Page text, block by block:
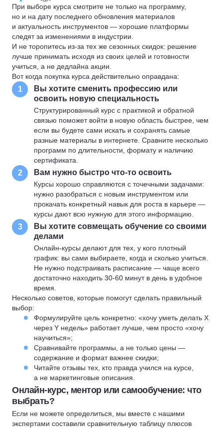
При выборе курса смотрите не только на программу,
но и на дату последнего обновления материалов
и актуальность инструментов — хорошие платформы
следят за изменениями в индустрии.
И не торопитесь из-за тех же сезонных скидок: решение
лучше принимать исходя из своих целей и готовности
учиться, а не дедлайна акции.
Вот когда покупка курса действительно оправдана:
1
Вы хотите сменить профессию или
освоить новую специальность
Структурированный курс с практикой и обратной
связью поможет войти в новую область быстрее, чем
если вы будете сами искать и сохранять самые
разные материалы в интернете. Сравните несколько
программ по длительности, формату и наличию
сертификата.
2 Вам нужно быстро что-то освоить
Курсы хорошо справляются с точечными задачами:
нужно разобраться с новым инструментом или
прокачать конкретный навык для роста в карьере —
курсы дают всю нужную для этого информацию.
3
Вы хотите совмещать обучение со своими
делами
Онлайн-курсы делают для тех, у кого плотный
график: вы сами выбираете, когда и сколько учиться.
Не нужно подстраивать расписание — чаще всего
достаточно находить 30-60 минут в день в удобное
время.
Несколько советов, которые помогут сделать правильный
выбор:
Формулируйте цель конкретно: «хочу уметь делать X
через Y недель» работает лучше, чем просто «хочу
научиться»;
Сравнивайте программы, а не только цены —
содержание и формат важнее скидки;
Читайте отзывы тех, кто правда учился на курсе,
а не маркетинговые описания.
Онлайн-курс, ментор или самообучение: что
выбрать?
Если не можете определиться, мы вместе с нашими
экспертами составили сравнительную таблицу плюсов